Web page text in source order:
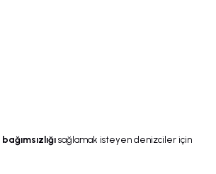
sağlamak isteyen denizciler için